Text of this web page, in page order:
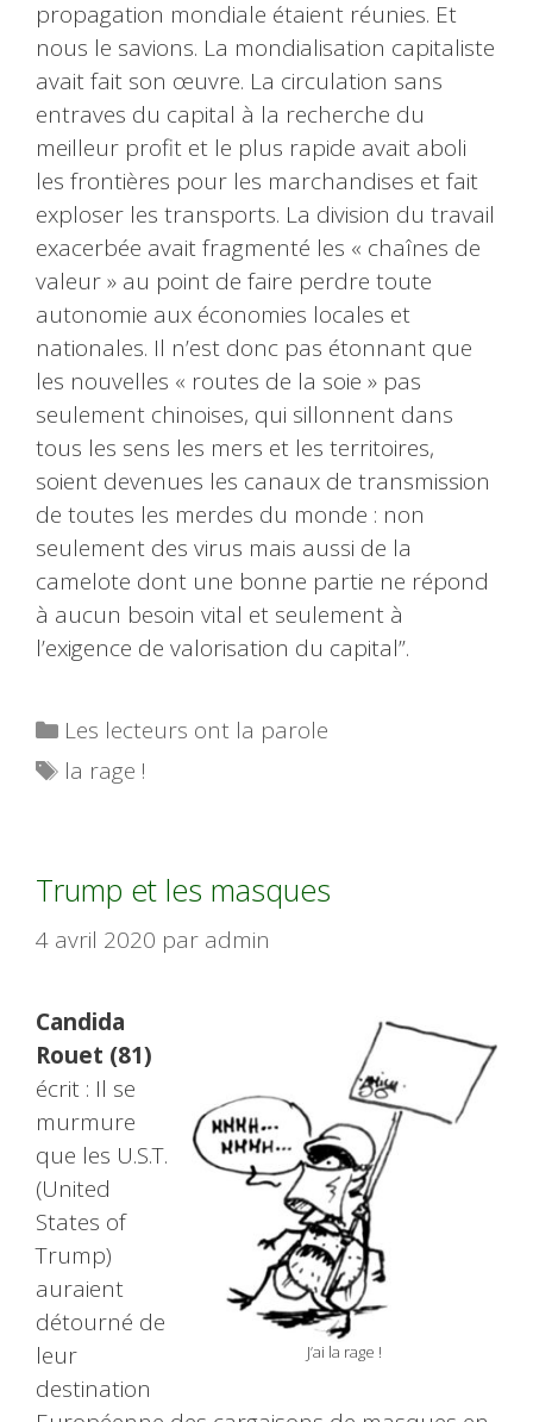
propagation mondiale étaient réunies. Et
nous le savions. La mondialisation capitaliste
avait fait son œuvre. La circulation sans
entraves du capital à la recherche du
meilleur profit et le plus rapide avait aboli
les frontières pour les marchandises et fait
exploser les transports. La division du travail
exacerbée avait fragmenté les « chaînes de
valeur » au point de faire perdre toute
autonomie aux économies locales et
nationales. Il n’est donc pas étonnant que
les nouvelles « routes de la soie » pas
seulement chinoises, qui sillonnent dans
tous les sens les mers et les territoires,
soient devenues les canaux de transmission
de toutes les merdes du monde : non
seulement des virus mais aussi de la
camelote dont une bonne partie ne répond
à aucun besoin vital et seulement à
l’exigence de valorisation du capital”.
Catégories
Les lecteurs ont la parole
Étiquettes
la rage !
Trump et les masques
4 avril 2020 par admin
J’ai la rage !
Candida
Rouet (81)
écrit : Il se
murmure
que les U.S.T.
(United
States of
Trump)
auraient
détourné de
leur
destination